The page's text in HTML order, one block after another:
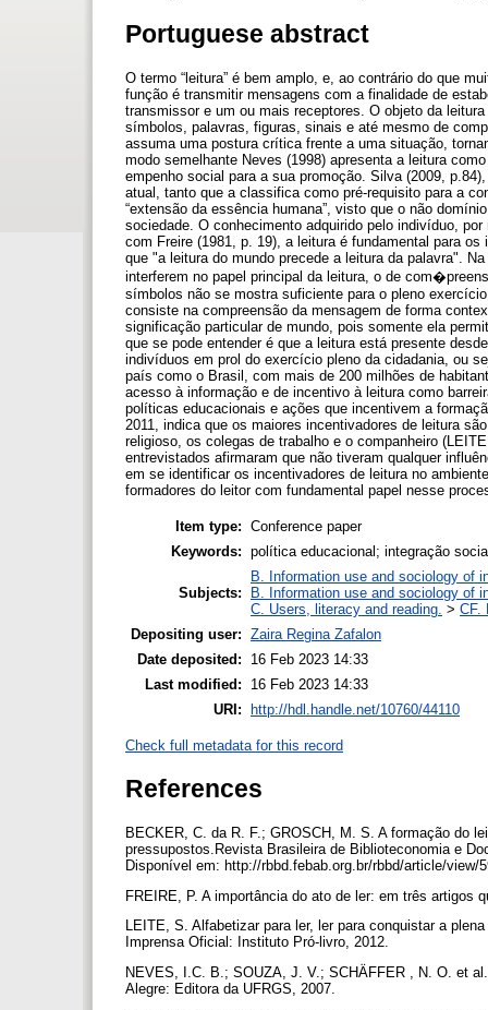
Portuguese abstract
O termo “leitura” é bem amplo, e, ao contrário do que
função é transmitir mensagens com a finalidade de
transmissor e um ou mais receptores. O objeto da
símbolos, palavras, figuras, sinais e até mesmo de
assuma uma postura crítica frente a uma situação,
modo semelhante Neves (1998) apresenta a leitura
empenho social para a sua promoção. Silva (2009,
atual, tanto que a classifica como pré-requisito para a
“extensão da essência humana”, visto que o não
sociedade. O conhecimento adquirido pelo indivíduo,
com Freire (1981, p. 19), a leitura é fundamental para
que "a leitura do mundo precede a leitura da palavra".
interferem no papel principal da leitura, o de
símbolos não se mostra suficiente para o pleno
consiste na compreensão da mensagem de forma
significação particular de mundo, pois somente ela
que se pode entender é que a leitura está presente
indivíduos em prol do exercício pleno da cidadania, ou
país como o Brasil, com mais de 200 milhões de
acesso à informação e de incentivo à leitura como
políticas educacionais e ações que incentivem a
2011, indica que os maiores incentivadores de leitura
religioso, os colegas de trabalho e o companheiro
entrevistados afirmaram que não tiveram qualquer
em se identificar os incentivadores de leitura no
formadores do leitor com fundamental papel nesse
Item type: Conference paper
Keywords: política educacional; integração
Subjects:
B. Information use and sociology of
B. Information use and sociology of
C. Users, literacy and reading. > CF.
Depositing user: Zaira Regina Zafalon
Date deposited:
16 Feb 2023 14:33
Last modified:
16 Feb 2023 14:33
URI:
http://hdl.handle.net/10760/44110
Check full metadata for this record
References
BECKER, C. da R. F.; GROSCH, M. S. A formação do
pressupostos.Revista Brasileira de Biblioteconomia e
Disponível em: http://rbbd.febab.org.br/rbbd/article/
FREIRE, P. A importância do ato de ler: em três
LEITE, S. Alfabetizar para ler, ler para conquistar a
Imprensa Oficial: Instituto Pró-livro, 2012.
NEVES, I.C. B.; SOUZA, J. V.; SCHÄFFER , N. O. et
Alegre: Editora da UFRGS, 2007.